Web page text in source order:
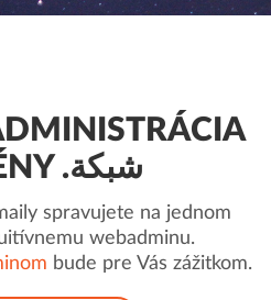
DOMÉNY .شبكة
spravujete na jednom
webadminu.
bude pre Vás zážitkom.